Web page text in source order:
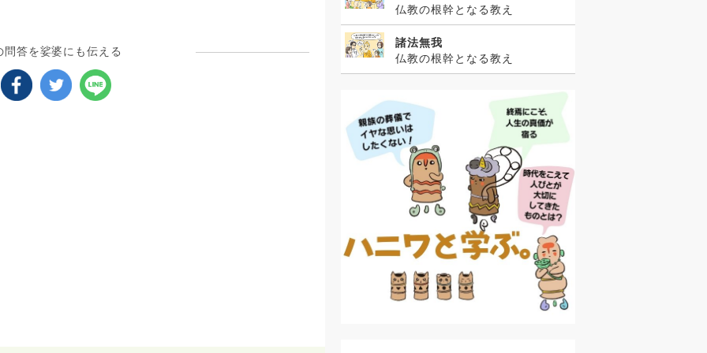
問答を娑婆にも伝える
仏教の根幹となる教え
諸法無我
仏教の根幹となる教え